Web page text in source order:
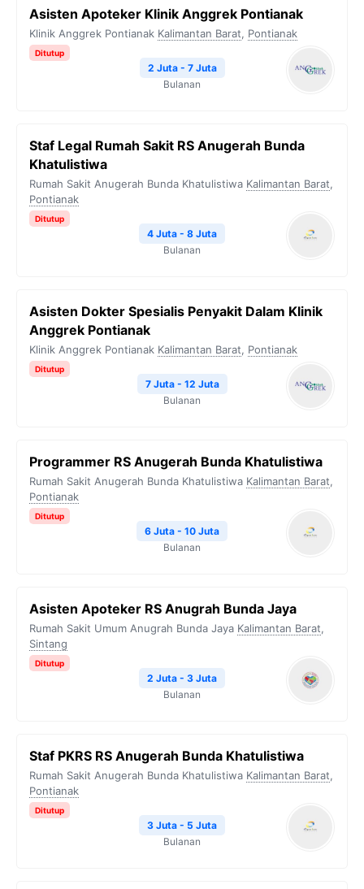
Asisten Apoteker Klinik Anggrek Pontianak
Klinik Anggrek Pontianak Kalimantan Barat, Pontianak
Ditutup
2 Juta - 7 Juta
Bulanan
Staf Legal Rumah Sakit RS Anugerah Bunda
Khatulistiwa
Rumah Sakit Anugerah Bunda Khatulistiwa Kalimantan Barat,
Pontianak
Ditutup
4 Juta - 8 Juta
Bulanan
Asisten Dokter Spesialis Penyakit Dalam Klinik
Anggrek Pontianak
Klinik Anggrek Pontianak Kalimantan Barat, Pontianak
Ditutup
7 Juta - 12 Juta
Bulanan
Programmer RS Anugerah Bunda Khatulistiwa
Rumah Sakit Anugerah Bunda Khatulistiwa Kalimantan Barat,
Pontianak
Ditutup
6 Juta - 10 Juta
Bulanan
Asisten Apoteker RS Anugrah Bunda Jaya
Rumah Sakit Umum Anugrah Bunda Jaya Kalimantan Barat,
Sintang
Ditutup
2 Juta - 3 Juta
Bulanan
Staf PKRS RS Anugerah Bunda Khatulistiwa
Rumah Sakit Anugerah Bunda Khatulistiwa Kalimantan Barat,
Pontianak
Ditutup
3 Juta - 5 Juta
Bulanan